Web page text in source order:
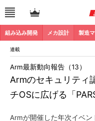
組み込み開発 メカ設計 製造
連載
Armのセキュリティ
チOSに広げる「
Arm最新動向報告（13）
Armが開催した年次イベ